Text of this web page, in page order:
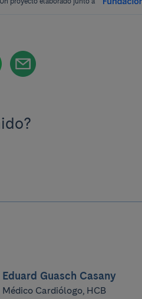
Eduard Guasch Casany
Médico Cardiólogo, HCB